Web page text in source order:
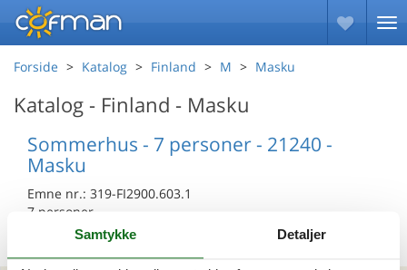
Forside Katalog Finland M Masku
Katalog - Finland - Masku
Sommerhus - 7 personer - 21240 -
Masku
Emne nr.: 319-FI2900.603.1
7 personer
Samtykke Detaljer